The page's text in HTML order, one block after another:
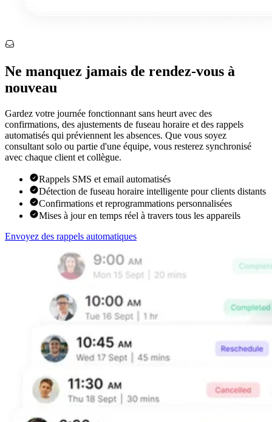
Ne manquez jamais de rendez-vous à
nouveau
Gardez votre journée fonctionnant sans heurt avec des
confirmations, des ajustements de fuseau horaire et des rappels
automatisés qui préviennent les absences. Que vous soyez
consultant solo ou partie d'une équipe, vous resterez synchronisé
avec chaque client et collègue.
Rappels SMS et email automatisés
Détection de fuseau horaire intelligente pour clients distants
Confirmations et reprogrammations personnalisées
Mises à jour en temps réel à travers tous les appareils
Envoyez des rappels automatiques